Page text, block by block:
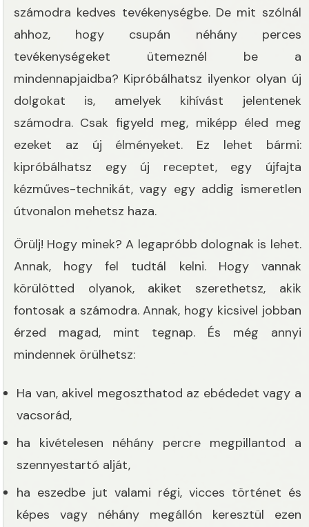
számodra kedves tevékenységbe. De mit szólnál
ahhoz, hogy csupán néhány perces
tevékenységeket ütemeznél be a
mindennapjaidba? Kipróbálhatsz ilyenkor olyan új
dolgokat is, amelyek kihívást jelentenek
számodra. Csak figyeld meg, miképp éled meg
ezeket az új élményeket. Ez lehet bármi:
kipróbálhatsz egy új receptet, egy újfajta
kézműves-technikát, vagy egy addig ismeretlen
útvonalon mehetsz haza.
Örülj! Hogy minek? A legapróbb dolognak is lehet.
Annak, hogy fel tudtál kelni. Hogy vannak
körülötted olyanok, akiket szerethetsz, akik
fontosak a számodra. Annak, hogy kicsivel jobban
érzed magad, mint tegnap. És még annyi
mindennek örülhetsz:
Ha van, akivel megoszthatod az ebédedet vagy a
vacsorád,
ha kivételesen néhány percre megpillantod a
szennyestartó alját,
ha eszedbe jut valami régi, vicces történet és
képes vagy néhány megállón keresztül ezen